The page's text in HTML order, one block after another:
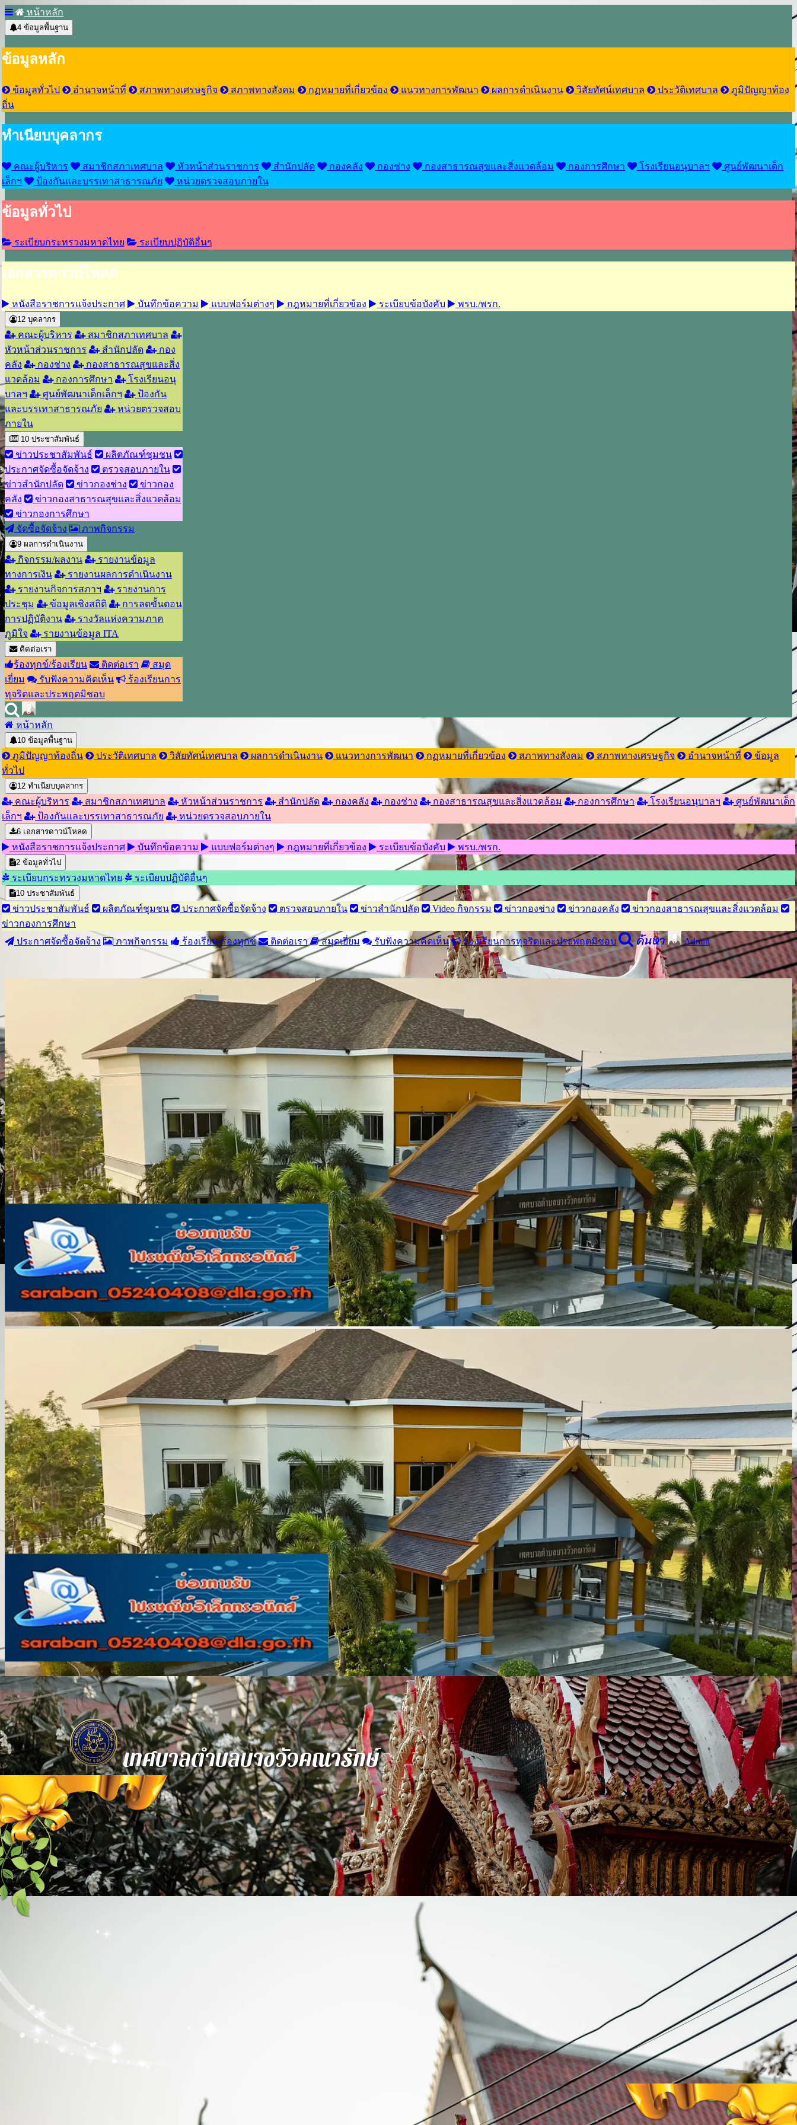
หน้าหลัก
4 ข้อมูลพื้นฐาน
ข้อมูลหลัก
ข้อมูลทั่วไป อำนาจหน้าที่ สภาพทางเศรษฐกิจ สภาพทางสังคม กฏหมายที่เกี่ยวข้อง แนวทางการพัฒนา ผลการดำเนินงาน วิสัยทัศน์เทศบาล ประวัติเทศบาล
ภูมิปัญญาท้อง
ถิ่น
ทำเนียบบุคลากร
คณะผู้บริหาร สมาชิกสภาเทศบาล หัวหน้าส่วนราชการ สำนักปลัด กองคลัง กองช่าง กองสาธารณสุขและสิ่งแวดล้อม กองการศึกษา โรงเรียนอนุบาลฯ
ศูนย์พัฒนาเด็ก
เล็กฯ
ป้องกันและบรรเทาสาธารณภัย หน่วยตรวจสอบภายใน
ข้อมูลทั่วไป
ระเบียบกระทรวงมหาดไทย ระเบียบปฏิบัติอื่นๆ
เอกสารดาวน์โหลด
หนังสือราชการแจ้งประกาศ บันทึกข้อความ แบบฟอร์มต่างๆ กฎหมายที่เกี่ยวข้อง ระเบียบข้อบังคับ พรบ./พรก.
12 บุคลากร
คณะผู้บริหาร
สมาชิกสภาเทศบาล
หัวหน้าส่วนราชการ
สำนักปลัด
กอง
คลัง
กองช่าง
กองสาธารณสุขและสิ่ง
แวดล้อม
กองการศึกษา
โรงเรียนอนุ
บาลฯ
ศูนย์พัฒนาเด็กเล็กฯ
ป้องกัน
และบรรเทาสาธารณภัย
หน่วยตรวจสอบ
ภายใน
10 ประชาสัมพันธ์
ข่าวประชาสัมพันธ์
ผลิตภัณฑ์ชุมชน
ประกาศจัดซื้อจัดจ้าง
ตรวจสอบภายใน
ข่าวสำนักปลัด
ข่าวกองช่าง
ข่าวกอง
คลัง
ข่าวกองสาธารณสุขและสิ่งแวดล้อม
ข่าวกองการศึกษา
จัดซื้อจัดจ้าง
ภาพกิจกรรม
9 ผลการดำเนินงาน
กิจกรรม/ผลงาน
รายงานข้อมูล
ทางการเงิน
รายงานผลการดำเนินงาน
รายงานกิจการสภาฯ
รายงานการ
ประชุม
ข้อมูลเชิงสถิติ
การลดขั้นตอน
การปฏิบัติงาน
รางวัลแห่งความภาค
ภูมิใจ
รายงานข้อมูล ITA
ติดต่อเรา
ร้องทุกข์/ร้องเรียน ติดต่อเรา
สมุด
เยี่ยม
รับฟังความคิดเห็น
ร้องเรียนการ
ทุจริตและประพฤตมิชอบ
หน้าหลัก
10 ข้อมูลพื้นฐาน
ภูมิปัญญาท้องถิ่น ประวัติเทศบาล วิสัยทัศน์เทศบาล ผลการดำเนินงาน แนวทางการพัฒนา กฏหมายที่เกี่ยวข้อง สภาพทางสังคม สภาพทางเศรษฐกิจ อำนาจหน้าที่
ข้อมูล
ทั่วไป
12 ทำเนียบบุคลากร
คณะผู้บริหาร สมาชิกสภาเทศบาล หัวหน้าส่วนราชการ สำนักปลัด กองคลัง กองช่าง กองสาธารณสุขและสิ่งแวดล้อม กองการศึกษา โรงเรียนอนุบาลฯ
ศูนย์พัฒนาเด็ก
เล็กฯ
ป้องกันและบรรเทาสาธารณภัย หน่วยตรวจสอบภายใน
6 เอกสารดาวน์โหลด
หนังสือราชการแจ้งประกาศ บันทึกข้อความ แบบฟอร์มต่างๆ กฎหมายที่เกี่ยวข้อง ระเบียบข้อบังคับ พรบ./พรก.
2 ข้อมูลทั่วไป
ระเบียบกระทรวงมหาดไทย ระเบียบปฏิบัติอื่นๆ
10 ประชาสัมพันธ์
ข่าวประชาสัมพันธ์ ผลิตภัณฑ์ชุมชน ประกาศจัดซื้อจัดจ้าง ตรวจสอบภายใน ข่าวสำนักปลัด Video กิจกรรม ข่าวกองช่าง ข่าวกองคลัง
ข่าวกองสาธารณสุขและสิ่งแวดล้อม
ข่าวกองการศึกษา
ประกาศจัดซื้อจัดจ้าง
ภาพกิจกรรม ร้องเรียน-ร้องทุกข์ ติดต่อเรา สมุดเยี่ยม รับฟังความคิดเห็น ร้องเรียนการทุจริตและประพฤตมิชอบ ค้นหา Admin
เทศบาลตำบลบางวัวคณารักษ์